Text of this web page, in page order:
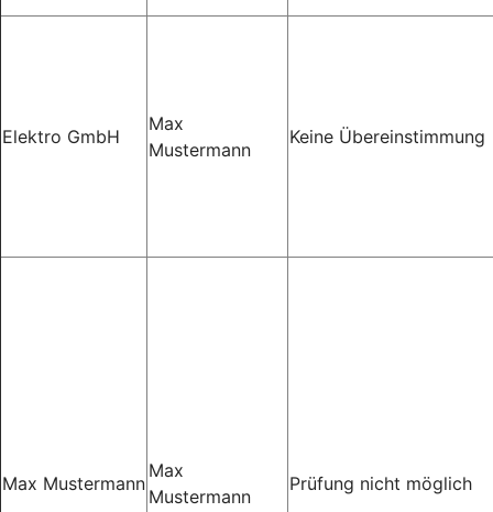
Elektro GmbH
Max
Mustermann
Keine Übereinstimmung
Max Mustermann
Max
Mustermann
Prüfung nicht möglich